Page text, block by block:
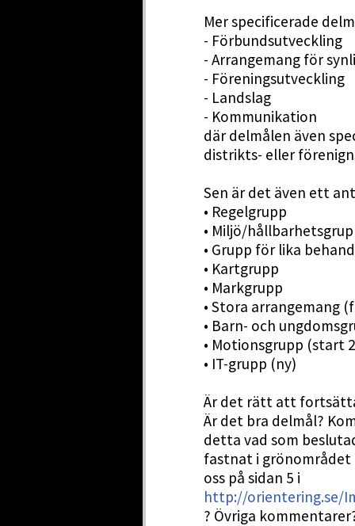
Mer specificerade
- Förbundsutveckling
- Arrangemang för
- Föreningsutveckling
- Landslag
- Kommunikation
där delmålen även
distrikts- eller
Sen är det även ett
• Regelgrupp
• Miljö/
• Grupp för lika
• Kartgrupp
• Markgrupp
• Stora arrangemang
• Barn- och
• Motionsgrupp (start
• IT-grupp (ny)
Är det rätt att
Är det bra delmål?
detta vad som
fastnat i grönområdet
oss på sidan 5 i
http://orientering.se/
? Övriga